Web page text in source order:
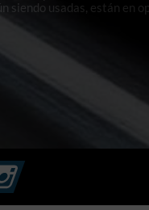
usadas, están en
Instagram